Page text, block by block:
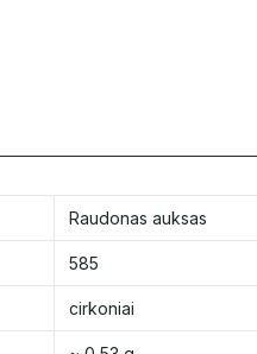
Raudonas auksas
585
cirkoniai